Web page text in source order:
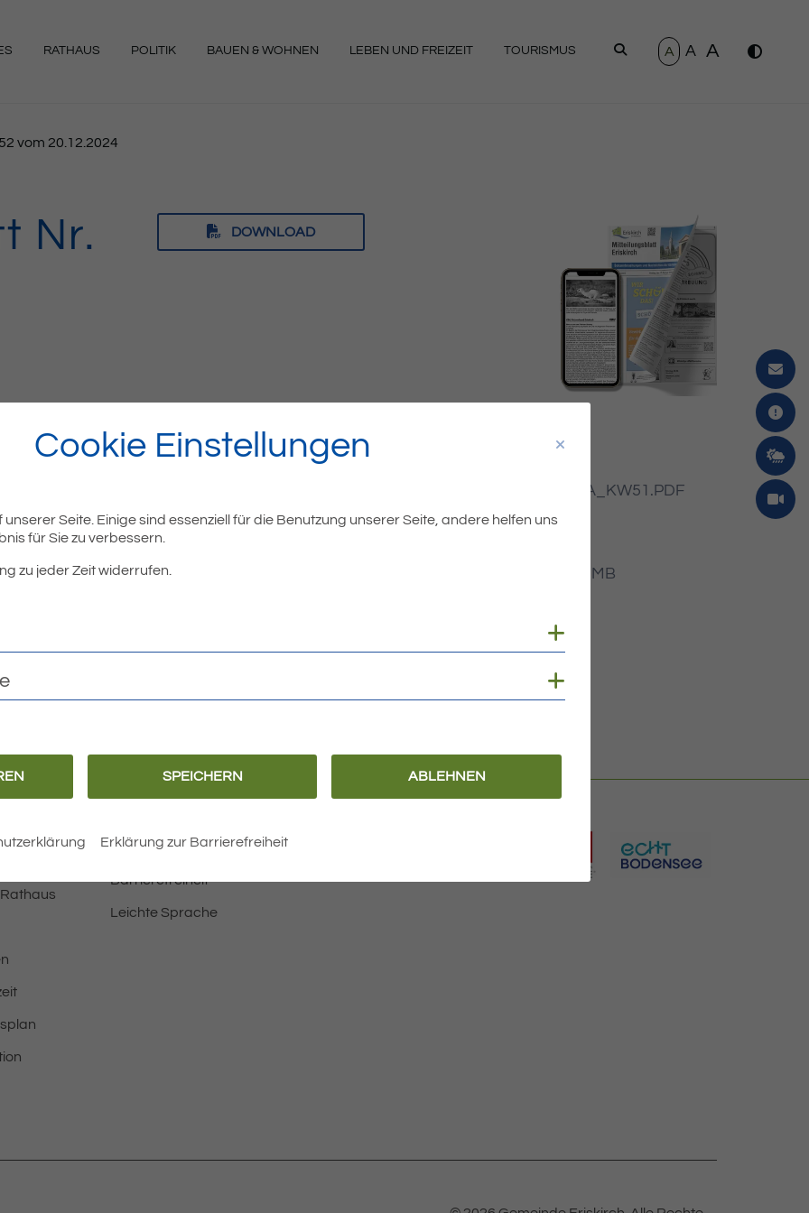
RATHAUS POLITIK BAUEN & WOHNEN LEBEN UND FREIZEIT TOURISMUS SUCHEN
A A A
vom 20.12.2024
Nr.
DOWNLOAD
MIBLA_KW51.PDF
Dateityp
13.42 MB
Barrierefreiheit
Leichte Sprache
Cookie Einstellungen
Seite. Einige sind essenziell für die Benutzung unserer Seite, andere helfen uns
für Sie zu verbessern.
zu jeder Zeit widerrufen.
SPEICHERN ABLEHNEN
Erklärung zur Barrierefreiheit